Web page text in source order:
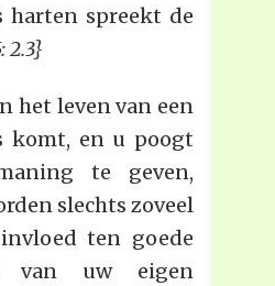
harten spreekt de
2.3}
het leven van een
komt, en u poogt
te geven,
slechts zoveel
ten goede
van uw eigen